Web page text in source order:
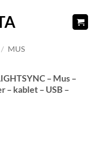
/ MUS
– Mus –
– kablet – USB –